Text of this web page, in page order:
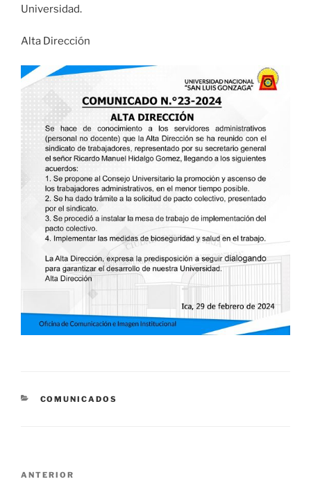
Universidad.
Alta Dirección
CATEGORÍAS
COMUNICADOS
Navegación
Entrada
ANTERIOR